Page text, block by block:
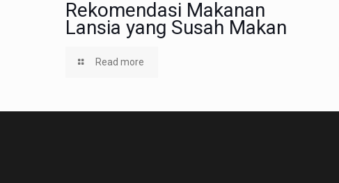
Rekomendasi Makanan
Lansia yang Susah Makan
Read more